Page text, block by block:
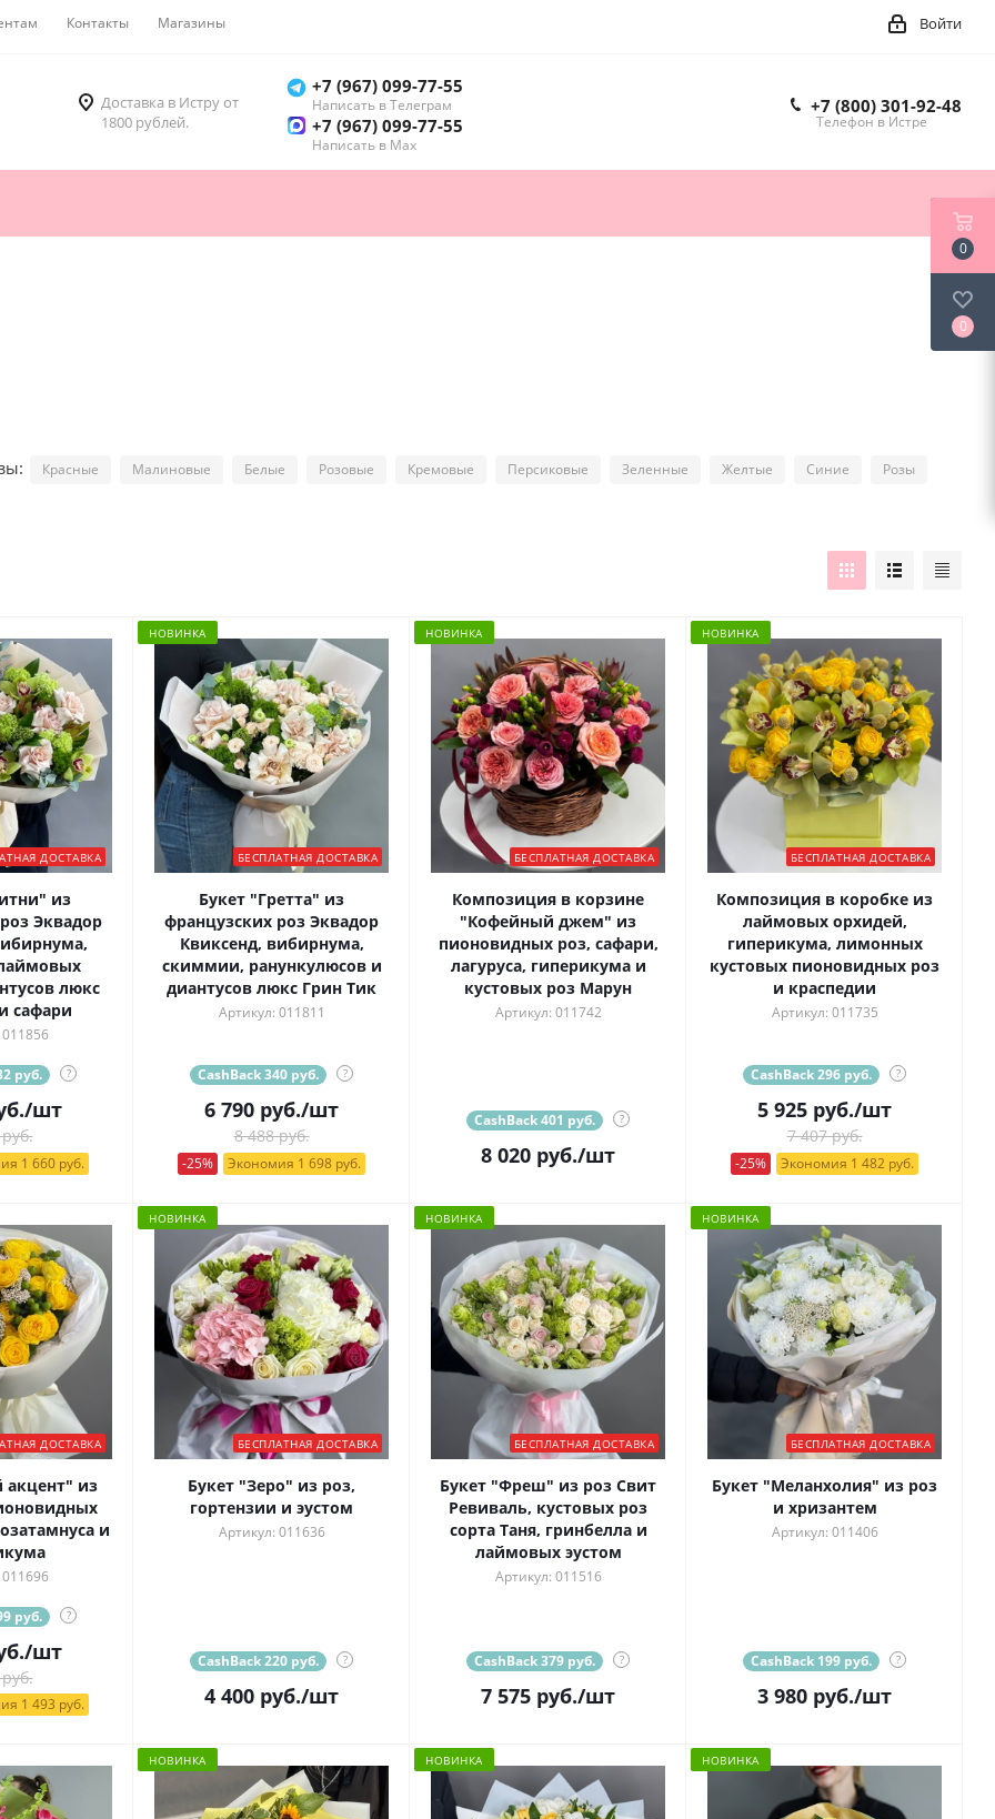
Контакты Магазины Войти
Доставка в Истру от
1800 рублей.
+7 (967) 099-77-55
Написать в Телеграм
+7 (967) 099-77-55
Написать в Мах
+7 (800) 301-92-48
Телефон в Истре
Красные Малиновые Белые Розовые Кремовые Персиковые Зеленные Желтые Синие Розы
ДОСТАВКА
из
Эквадор
люкс
сафари
руб. ?
/шт
1 660 руб.
НОВИНКА
БЕСПЛАТНАЯ ДОСТАВКА
Букет "Гретта" из
французских роз Эквадор
Квиксенд, вибирнума,
скиммии, ранункулюсов и
диантусов люкс Грин Тик
Артикул: 011811
CashBack 340 руб. ?
6 790 руб./шт
8 488 руб.
-25% Экономия 1 698 руб.
НОВИНКА
БЕСПЛАТНАЯ ДОСТАВКА
Композиция в корзине
"Кофейный джем" из
пионовидных роз, сафари,
лагуруса, гиперикума и
кустовых роз Марун
Артикул: 011742
CashBack 401 руб. ?
8 020 руб./шт
НОВИНКА
БЕСПЛАТНАЯ ДОСТАВКА
Композиция в коробке из
лаймовых орхидей,
гиперикума, лимонных
кустовых пионовидных роз
и краспедии
Артикул: 011735
CashBack 296 руб. ?
5 925 руб./шт
7 407 руб.
-25% Экономия 1 482 руб.
ДОСТАВКА
акцент" из
и
руб. ?
/шт
1 493 руб.
НОВИНКА
БЕСПЛАТНАЯ ДОСТАВКА
Букет "Зеро" из роз,
гортензии и эустом
Артикул: 011636
CashBack 220 руб. ?
4 400 руб./шт
НОВИНКА
БЕСПЛАТНАЯ ДОСТАВКА
Букет "Фреш" из роз Свит
Ревиваль, кустовых роз
сорта Таня, гринбелла и
лаймовых эустом
Артикул: 011516
CashBack 379 руб. ?
7 575 руб./шт
НОВИНКА
БЕСПЛАТНАЯ ДОСТАВКА
Букет "Меланхолия" из роз
и хризантем
Артикул: 011406
CashBack 199 руб. ?
3 980 руб./шт
НОВИНКА НОВИНКА НОВИНКА
0
0